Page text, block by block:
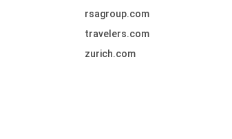
rsagroup.com
travelers.com
zurich.com